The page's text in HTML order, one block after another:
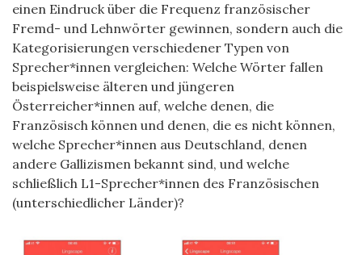
einen Eindruck über die Frequenz französischer
Fremd- und Lehnwörter gewinnen, sondern auch die
Kategorisierungen verschiedener Typen von
Sprecher*innen vergleichen: Welche Wörter fallen
beispielsweise älteren und jüngeren
Österreicher*innen auf, welche denen, die
Französisch können und denen, die es nicht können,
welche Sprecher*innen aus Deutschland, denen
andere Gallizismen bekannt sind, und welche
schließlich L1-Sprecher*innen des Französischen
(unterschiedlicher Länder)?